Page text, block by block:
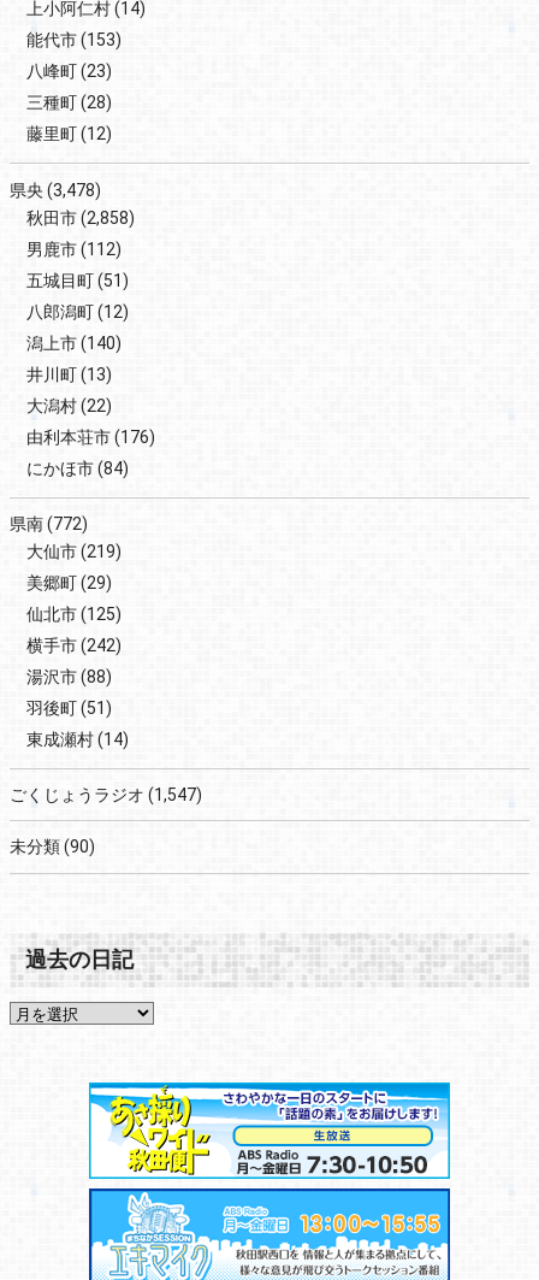
上小阿仁村(14)
能代市(153)
八峰町(23)
三種町(28)
藤里町(12)
県央 (3,478)
秋田市(2,858)
男鹿市(112)
五城目町(51)
八郎潟町(12)
潟上市(140)
井川町(13)
大潟村(22)
由利本荘市(176)
にかほ市(84)
県南(772)
大仙市(219)
美郷町(29)
仙北市(125)
横手市(242)
湯沢市(88)
羽後町(51)
東成瀬村(14)
ごくじょうラジオ (1,547)
未分類(90)
過去の日記